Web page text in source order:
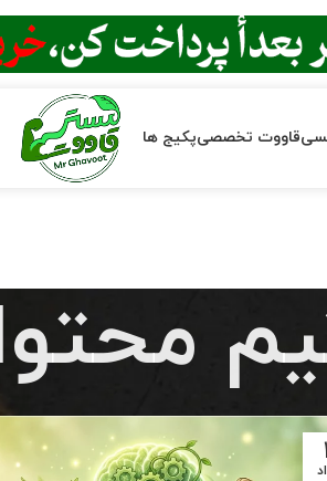
قاووت تخصصیپکیج ها